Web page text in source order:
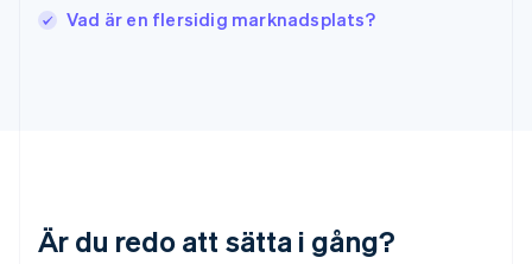
Vad är en flersidig marknadsplats?
Är du redo att sätta i gång?
Liechtenstein
Malta
English